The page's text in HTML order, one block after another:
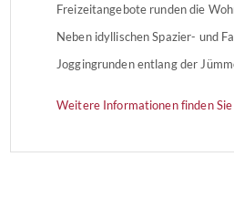
Freizeitangebote runden die
Neben idyllischen Spazier- und
Joggingrunden entlang der
Weitere Informationen finden Sie